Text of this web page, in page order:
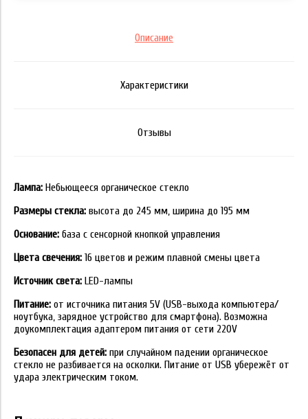
Описание
Характеристики
Отзывы
Лампа: Небьющееся органическое стекло
Размеры стекла: высота до 245 мм, ширина до 195 мм
Основание: база с сенсорной кнопкой управления
Цвета свечения: 16 цветов и режим плавной смены цвета
Источник света: LED-лампы
Питание: от источника питания 5V (USB-выхода компьютера/
ноутбука, зарядное устройство для смартфона). Возможна
доукомплектация адаптером питания от сети 220V
Безопасен для детей: при случайном падении органическое
стекло не разбивается на осколки. Питание от USB убережёт от
удара электрическим током.